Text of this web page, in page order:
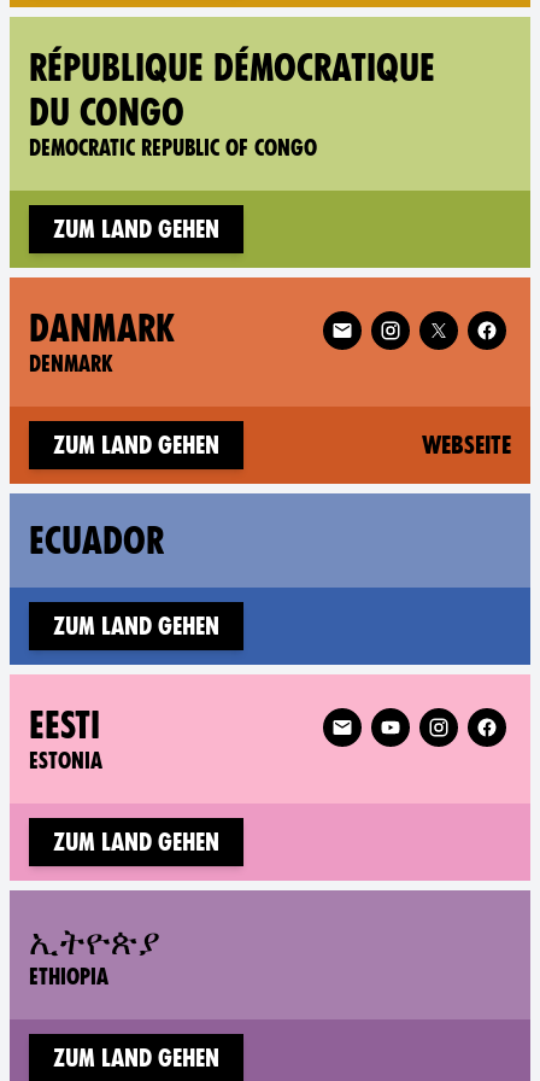
RÉPUBLIQUE DÉMOCRATIQUE
DU CONGO
DEMOCRATIC REPUBLIC OF CONGO
Zum Land gehen
DANMARK
DENMARK
Follow XR Denmark on
Zum Land gehen Webseite
ECUADOR
Zum Land gehen
EESTI
ESTONIA
Follow XR Estonia on
Zum Land gehen
ኢትዮጵያ
ETHIOPIA
Zum Land gehen